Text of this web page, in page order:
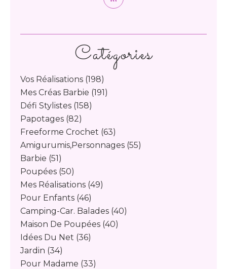
Catégories
Vos Réalisations (198)
Mes Créas Barbie (191)
Défi Stylistes (158)
Papotages (82)
Freeforme Crochet (63)
Amigurumis,personnages (55)
Barbie (51)
Poupées (50)
Mes Réalisations (49)
Pour Enfants (46)
Camping-Car. Balades (40)
Maison De Poupées (40)
Idées Du Net (36)
Jardin (34)
Pour Madame (33)